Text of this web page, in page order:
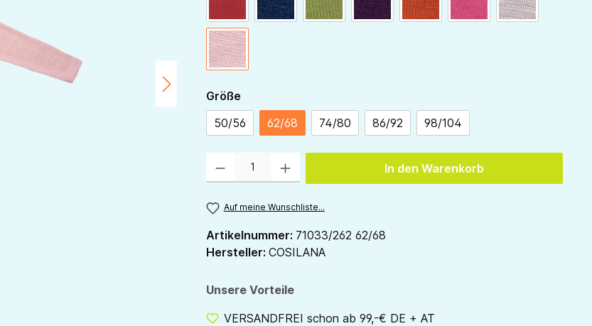
marine grün pflaume orange pink grau
rose
Größeauswählen
50/56
62/68 74/80 86/92 98/104
In den Warenkorb
Auf meine Wunschliste...
Artikelnummer: 71033/262 62/68
Hersteller: COSILANA
Unsere Vorteile
VERSANDFREI schon ab 99,-€ DE + AT